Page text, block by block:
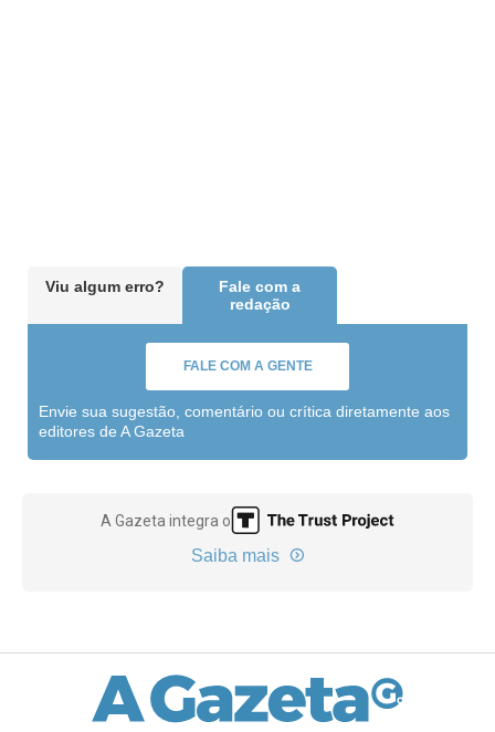
Viu algum erro?
Fale com a
redação
FALE COM A GENTE
Envie sua sugestão, comentário ou crítica diretamente aos
editores de A Gazeta
A Gazeta integra o
Saiba mais